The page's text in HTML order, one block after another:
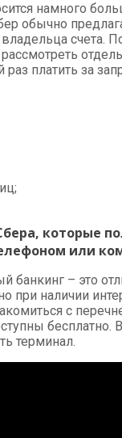
намного
обычно
счета.
платить за
которые
или
банкинг – это
при наличии
с
терминал.